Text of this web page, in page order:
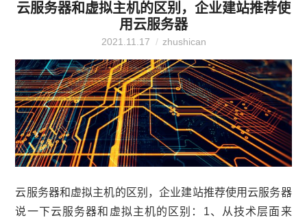
云服务器和虚拟主机的区别，企业建站推荐使
用云服务器
2021.11.17 zhushican
云服务器和虚拟主机的区别，企业建站推荐使用云服务器
说一下云服务器和虚拟主机的区别：1、从技术层面来